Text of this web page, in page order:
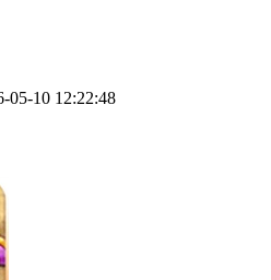
05-10 12:22:48